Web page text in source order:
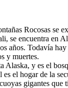
Rocosas se
se encuentra en
años. Todavía
y muertes.
Alaska, y es el
el hogar de la
gigantes que